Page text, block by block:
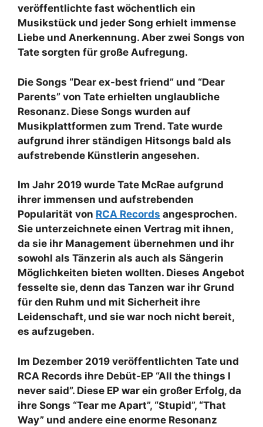
veröffentlichte fast wöchentlich ein
Musikstück und jeder Song erhielt immense
Liebe und Anerkennung. Aber zwei Songs von
Tate sorgten für große Aufregung.
Die Songs “Dear ex-best friend” und “Dear
Parents” von Tate erhielten unglaubliche
Resonanz. Diese Songs wurden auf
Musikplattformen zum Trend. Tate wurde
aufgrund ihrer ständigen Hitsongs bald als
aufstrebende Künstlerin angesehen.
Im Jahr 2019 wurde Tate McRae aufgrund
ihrer immensen und aufstrebenden
Popularität von RCA Records angesprochen.
Sie unterzeichnete einen Vertrag mit ihnen,
da sie ihr Management übernehmen und ihr
sowohl als Tänzerin als auch als Sängerin
Möglichkeiten bieten wollten. Dieses Angebot
fesselte sie, denn das Tanzen war ihr Grund
für den Ruhm und mit Sicherheit ihre
Leidenschaft, und sie war noch nicht bereit,
es aufzugeben.
Im Dezember 2019 veröffentlichten Tate und
RCA Records ihre Debüt-EP “All the things I
never said”. Diese EP war ein großer Erfolg, da
ihre Songs “Tear me Apart”, “Stupid”, “That
Way” und andere eine enorme Resonanz